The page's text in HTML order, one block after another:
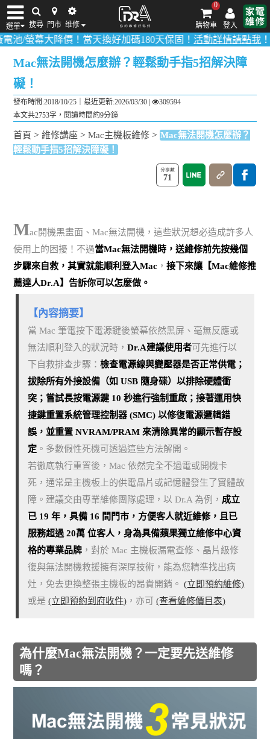
選單 搜尋 門市 维修 登入
0
購物車
iPhone維修/價格 筆電維修/價格 Android手機維修/價格 MacBook維修/價
價！當天換好加碼180天保固！活動詳情請點我！多數品項0
Mac無法開機怎麼辦？輕鬆動手指5招解決障
礙！
發布時間:2018/10/25｜最近更新:2026/03/30 |
309594
本文共2753字，閱讀時間約9分鐘
首頁 >維修講座 >Mac主機板維修 > Mac無法開機怎麼辦？
輕鬆動手指5招解決障礙！
71
Mac開機黑畫面、Mac無法開機，這些狀況想必造成許多人
使用上的困擾！不過當Mac無法開機時，送維修前先按幾個
步驟來自救，其實就能順利登入Mac ，接下來讓【Mac維修推
薦達人Dr.A】告訴你可以怎麼做。
【內容摘要】
當 Mac 筆電按下電源鍵後螢幕依然黑屏、毫無反應或
無法順利登入的狀況時，Dr.A建議使用者可先進行以
下自救排查步驟：檢查電源線與變壓器是否正常供電；
拔除所有外接設備（如 USB 隨身碟）以排除硬體衝
突；嘗試長按電源鍵 10 秒進行強制重啟；接著運用快
捷鍵重置系統管理控制器 (SMC) 以修復電源邏輯錯
誤，並重置 NVRAM/PRAM 來清除異常的顯示暫存設
定 。多數假性死機可透過這些方法解開。
若徹底執行重置後，Mac 依然完全不過電或開機卡
死，通常是主機板上的供電晶片或記憶體發生了實體故
障。建議交由專業維修團隊處理，以 Dr.A 為例， 成立
已 19 年，具備 16 間門市，方便客人就近維修，且已
服務超過 20萬 位客人，身為具備蘋果獨立維修中心資
格的專業品牌 ，對於 Mac 主機板漏電查修、晶片級修
復與無法開機救援擁有深厚技術，能為您精準找出病
灶，免去更換整張主機板的昂貴開銷。(立即預約維修)
或是(立即預約到府收件) ，亦可(查看維修價目表)
為什麼Mac無法開機？一定要先送維修
嗎？